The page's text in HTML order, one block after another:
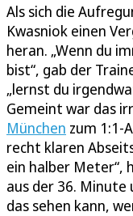
Als sich die
Kwasniok einen
heran. „Wenn du
bist“, gab der
„lernst du
Gemeint war das
München zum 1:1-
recht klaren
ein halber Meter“,
aus der 36. Minute
das sehen kann,